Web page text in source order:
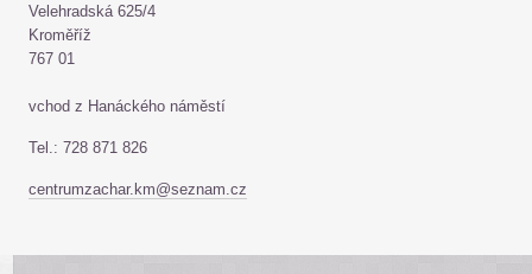
Velehradská 625/4
Kroměříž
767 01
vchod z Hanáckého náměstí
Tel.: 728 871 826
centrumzachar.km@seznam.cz